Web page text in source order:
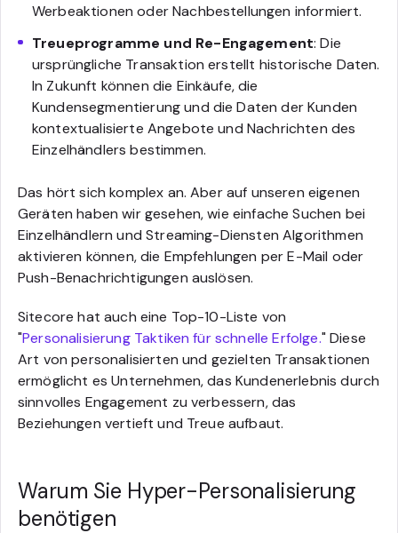
Werbeaktionen oder Nachbestellungen informiert.
Treueprogramme und Re-Engagement: Die
ursprüngliche Transaktion erstellt historische Daten.
In Zukunft können die Einkäufe, die
Kundensegmentierung und die Daten der Kunden
kontextualisierte Angebote und Nachrichten des
Einzelhändlers bestimmen.
Das hört sich komplex an. Aber auf unseren eigenen
Geräten haben wir gesehen, wie einfache Suchen bei
Einzelhändlern und Streaming-Diensten Algorithmen
aktivieren können, die Empfehlungen per E-Mail oder
Push-Benachrichtigungen auslösen.
Sitecore hat auch eine Top-10-Liste von
"Personalisierung Taktiken für schnelle Erfolge." Diese
Art von personalisierten und gezielten Transaktionen
ermöglicht es Unternehmen, das Kundenerlebnis durch
sinnvolles Engagement zu verbessern, das
Beziehungen vertieft und Treue aufbaut.
Warum Sie Hyper-Personalisierung
benötigen